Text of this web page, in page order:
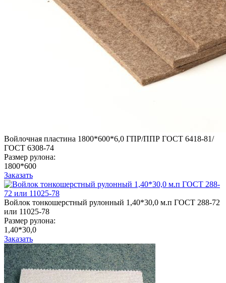
Войлочная пластина 1800*600*6,0 ГПР/ППР ГОСТ 6418-81/
ГОСТ 6308-74
Размер рулона:
1800*600
Заказать
Войлок тонкошерстный рулонный 1,40*30,0 м.п ГОСТ 288-72
или 11025-78
Размер рулона:
1,40*30,0
Заказать